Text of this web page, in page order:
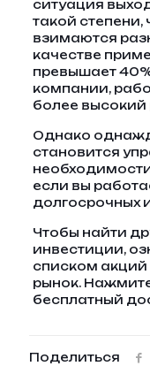
ситуация
такой
взимаются
качестве
превышает
компании,
более высокий
Однако
становится
если вы
долгосрочных
Чтобы найти
инвестиции,
списком
рынок.
бесплатный
Поделиться